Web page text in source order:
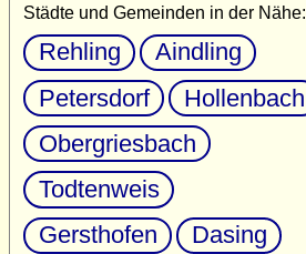
Städte und Gemeinden in der Nähe:
Rehling
Aindling
Petersdorf
Hollenbach
Obergriesbach
Todtenweis
Gersthofen
Dasing